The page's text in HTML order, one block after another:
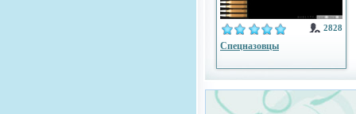
2828
Спецназовцы